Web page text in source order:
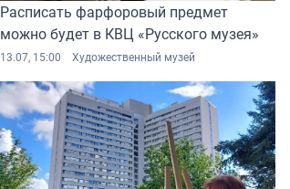
Расписать фарфоровый предмет
можно будет в КВЦ «Русского музея»
13.07, 15:00 Художественный музей